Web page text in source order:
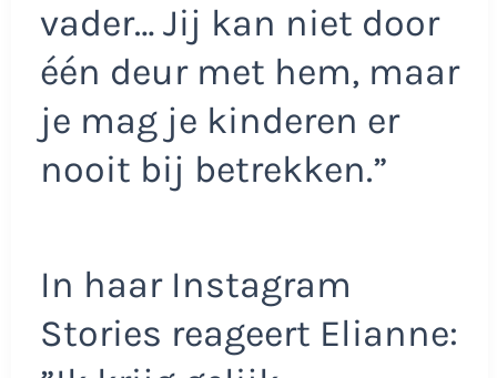
vader… Jij kan niet door
één deur met hem, maar
je mag je kinderen er
nooit bij betrekken.”
In haar Instagram
Stories reageert Elianne: